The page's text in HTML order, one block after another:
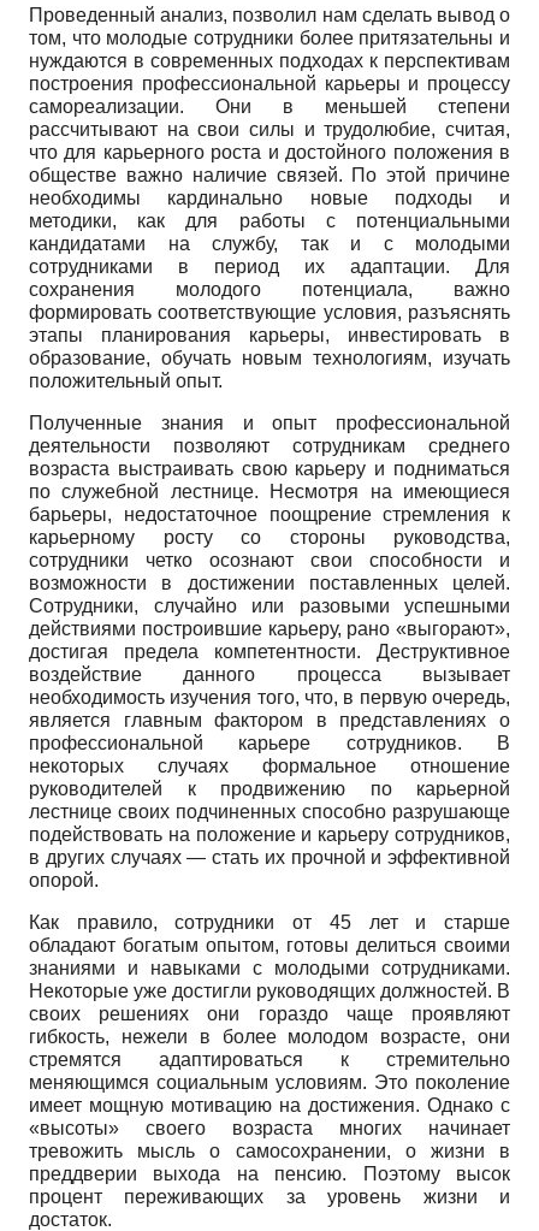
Проведенный анализ, позволил нам сделать вывод о
том, что молодые сотрудники более притязательны и
нуждаются в современных подходах к перспективам
построения профессиональной карьеры и процессу
самореализации. Они в меньшей степени
рассчитывают на свои силы и трудолюбие, считая,
что для карьерного роста и достойного положения в
обществе важно наличие связей. По этой причине
необходимы кардинально новые подходы и
методики, как для работы с потенциальными
кандидатами на службу, так и с молодыми
сотрудниками в период их адаптации. Для
сохранения молодого потенциала, важно
формировать соответствующие условия, разъяснять
этапы планирования карьеры, инвестировать в
образование, обучать новым технологиям, изучать
положительный опыт.
Полученные знания и опыт профессиональной
деятельности позволяют сотрудникам среднего
возраста выстраивать свою карьеру и подниматься
по служебной лестнице. Несмотря на имеющиеся
барьеры, недостаточное поощрение стремления к
карьерному росту со стороны руководства,
сотрудники четко осознают свои способности и
возможности в достижении поставленных целей.
Сотрудники, случайно или разовыми успешными
действиями построившие карьеру, рано «выгорают»,
достигая предела компетентности. Деструктивное
воздействие данного процесса вызывает
необходимость изучения того, что, в первую очередь,
является главным фактором в представлениях о
профессиональной карьере сотрудников. В
некоторых случаях формальное отношение
руководителей к продвижению по карьерной
лестнице своих подчиненных способно разрушающе
подействовать на положение и карьеру сотрудников,
в других случаях — стать их прочной и эффективной
опорой.
Как правило, сотрудники от 45 лет и старше
обладают богатым опытом, готовы делиться своими
знаниями и навыками с молодыми сотрудниками.
Некоторые уже достигли руководящих должностей. В
своих решениях они гораздо чаще проявляют
гибкость, нежели в более молодом возрасте, они
стремятся адаптироваться к стремительно
меняющимся социальным условиям. Это поколение
имеет мощную мотивацию на достижения. Однако с
«высоты» своего возраста многих начинает
тревожить мысль о самосохранении, о жизни в
преддверии выхода на пенсию. Поэтому высок
процент переживающих за уровень жизни и
достаток.